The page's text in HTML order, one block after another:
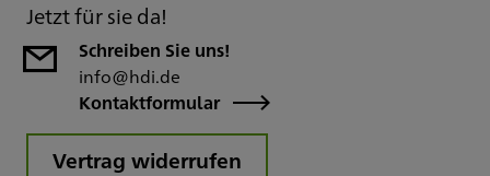
Jetzt für sie da!
Schreiben Sie uns!
info@hdi.de
Kontaktformular
Vertrag widerrufen